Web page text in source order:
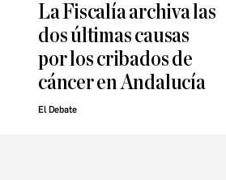
La Fiscalía archiva las
dos últimas causas
por los cribados de
cáncer en Andalucía
El Debate